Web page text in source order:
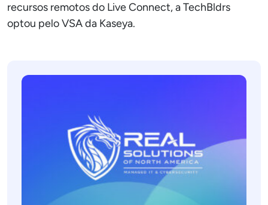
recursos remotos do Live Connect, a TechBldrs
optou pelo VSA da Kaseya.